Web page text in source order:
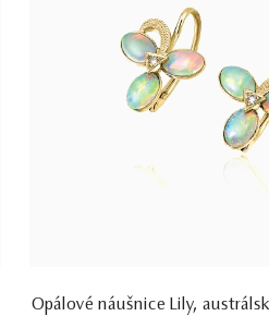
Opálové náušnice Lily,